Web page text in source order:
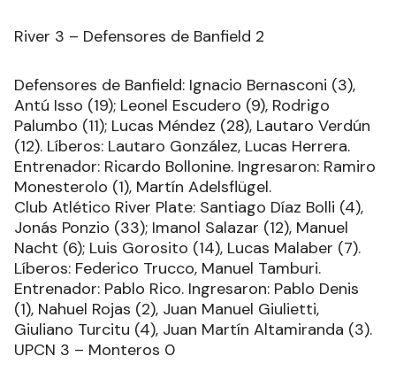
River 3 – Defensores de Banfield 2
Defensores de Banfield: Ignacio Bernasconi (3),
Antú Isso (19); Leonel Escudero (9), Rodrigo
Palumbo (11); Lucas Méndez (28), Lautaro Verdún
(12). Líberos: Lautaro González, Lucas Herrera.
Entrenador: Ricardo Bollonine. Ingresaron: Ramiro
Monesterolo (1), Martín Adelsflügel.
Club Atlético River Plate: Santiago Díaz Bolli (4),
Jonás Ponzio (33); Imanol Salazar (12), Manuel
Nacht (6); Luis Gorosito (14), Lucas Malaber (7).
Líberos: Federico Trucco, Manuel Tamburi.
Entrenador: Pablo Rico. Ingresaron: Pablo Denis
(1), Nahuel Rojas (2), Juan Manuel Giulietti,
Giuliano Turcitu (4), Juan Martín Altamiranda (3).
UPCN 3 – Monteros 0